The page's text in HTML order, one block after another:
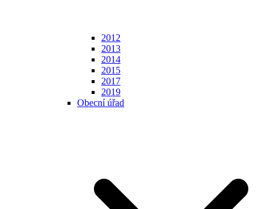
2012
2013
2014
2015
2017
2019
Obecní úřad